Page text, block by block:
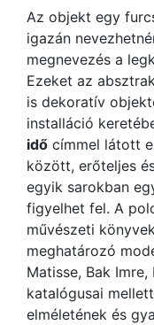
Az objekt egy
igazán
megnevezés a
Ezeket az
is dekoratív
installáció
idő címmel látott
között, erőteljes
egyik sarokban
figyelhet fel. A
művészeti
meghatározó
Matisse, Bak
katalógusai
elméletének és